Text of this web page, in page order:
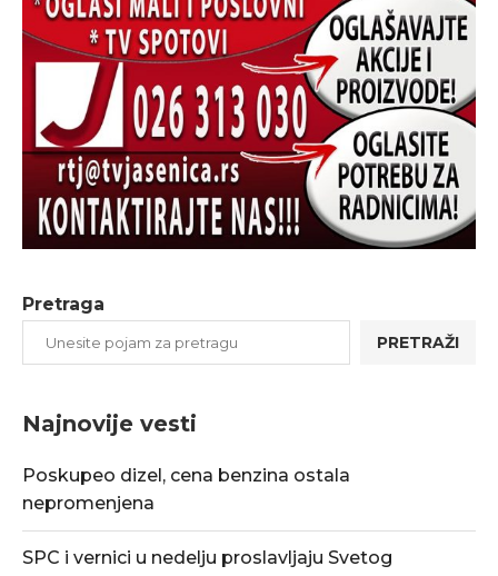
Pretraga
PRETRAŽI
Najnovije vesti
Poskupeo dizel, cena benzina ostala
nepromenjena
SPC i vernici u nedelju proslavljaju Svetog